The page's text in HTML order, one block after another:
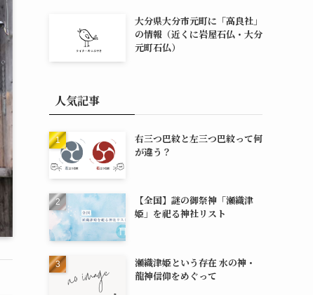
大分県大分市元町に「高良社」
の情報（近くに岩屋石仏・大分
元町石仏）
人気記事
右三つ巴紋と左三つ巴紋って何
が違う？
【全国】謎の御祭神「瀬織津
姫」を祀る神社リスト
瀬織津姫という存在 水の神・
龍神信仰をめぐって